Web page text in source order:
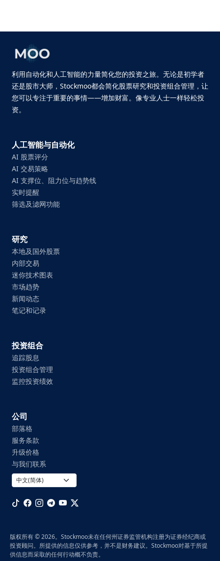
利用自动化和人工智能的力量简化您的投资之旅。无论是初学者
还是股市大师，Stockmoo都会简化股票研究和投资组合管理，让
您可以专注于重要的事情——增加财富。像专业人士一样轻松投
资。
人工智能与自动化
AI 股票评分
AI 交易策略
AI 支撑位、阻力位与趋势线
实时提醒
筛选及滤网功能
研究
本地及国外股票
内部交易
迷你技术图表
市场趋势
新闻动态
笔记和记录
投资组合
追踪股息
投资组合管理
监控投资绩效
公司
部落格
服务条款
升级价格
与我们联系
版权所有 © 2026。Stockmoo未在任何州证券监管机构注册为证券经纪商或
投资顾问。所提供的信息仅供参考，并不是财务建议。Stockmoo对基于所提
供信息而采取的任何行动概不负责。